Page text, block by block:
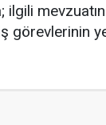
ilgili
görevlerinin